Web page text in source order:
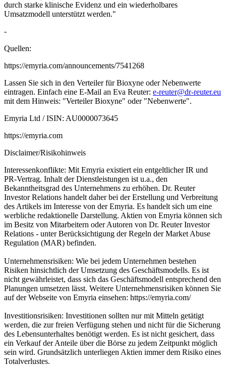
durch starke klinische Evidenz und ein wiederholbares
Umsatzmodell unterstützt werden."
-
Quellen:
https://emyria.com/announcements/7541268
Lassen Sie sich in den Verteiler für Bioxyne oder Nebenwerte
eintragen. Einfach eine E-Mail an Eva Reuter: e-reuter@dr-reuter.eu
mit dem Hinweis: "Verteiler Bioxyne" oder "Nebenwerte".
Emyria Ltd / ISIN: AU0000073645
https://emyria.com
Disclaimer/Risikohinweis
Interessenkonflikte: Mit Emyria existiert ein entgeltlicher IR und
PR-Vertrag. Inhalt der Dienstleistungen ist u.a., den
Bekanntheitsgrad des Unternehmens zu erhöhen. Dr. Reuter
Investor Relations handelt daher bei der Erstellung und Verbreitung
des Artikels im Interesse von der Emyria. Es handelt sich um eine
werbliche redaktionelle Darstellung. Aktien von Emyria können sich
im Besitz von Mitarbeitern oder Autoren von Dr. Reuter Investor
Relations - unter Berücksichtigung der Regeln der Market Abuse
Regulation (MAR) befinden.
Unternehmensrisiken: Wie bei jedem Unternehmen bestehen
Risiken hinsichtlich der Umsetzung des Geschäftsmodells. Es ist
nicht gewährleistet, dass sich das Geschäftsmodell entsprechend den
Planungen umsetzen lässt. Weitere Unternehmensrisiken können Sie
auf der Webseite von Emyria einsehen: https://emyria.com/
Investitionsrisiken: Investitionen sollten nur mit Mitteln getätigt
werden, die zur freien Verfügung stehen und nicht für die Sicherung
des Lebensunterhaltes benötigt werden. Es ist nicht gesichert, dass
ein Verkauf der Anteile über die Börse zu jedem Zeitpunkt möglich
sein wird. Grundsätzlich unterliegen Aktien immer dem Risiko eines
Totalverlustes.